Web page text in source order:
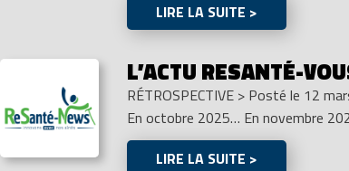
LIRE LA SUITE >
L’ACTU RESANTÉ-
RÉTROSPECTIVE > Posté le 12
En octobre 2025… En novembre
LIRE LA SUITE >